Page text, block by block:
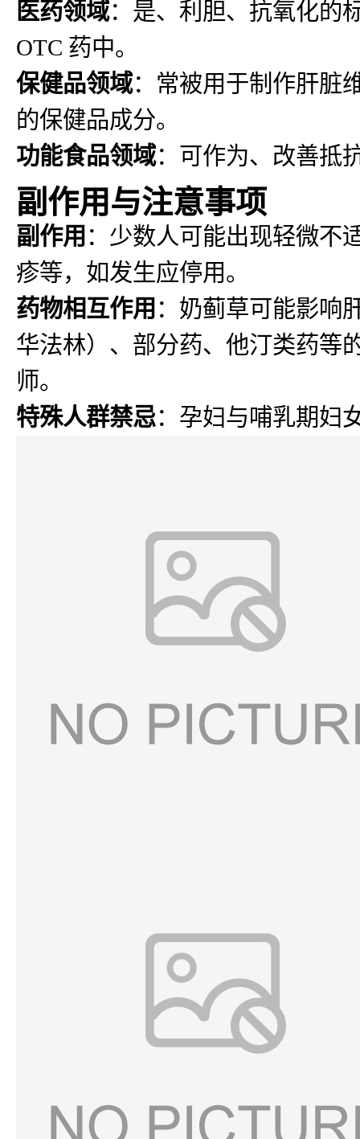
医药领域：是、利胆、抗氧化的
OTC 药中。
保健品领域：常被用于制作肝脏
的保健品成分。
功能食品领域：可作为、改善抵
副作用与注意事项
副作用 ：少数人可能出现轻微不
疹等，如发生应停用。
药物相互作用 ：奶蓟草可能影响
华法林）、部分药、他汀类药等
师。
特殊人群禁忌：孕妇与哺乳期妇